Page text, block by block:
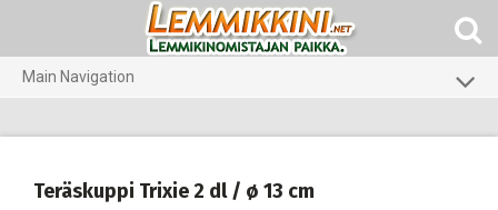
Main Navigation
Pieneläimet
Teräskuppi Trixie 2 dl / ø 13 cm